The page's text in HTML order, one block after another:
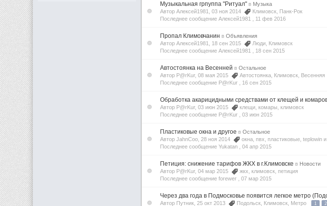
Музыкальная грпуппа "Ритуал" в Музыка
Автор Алексей1981, 03 ноя 2014
Климовск Панк-Рок
Последнее сообщение Алексей1981 , 11 фев 2016
Пропал Климовчанин в Объявления
Автор Алексей1981, 18 сен 2015
Люди Климовск
Последнее сообщение Алексей1981 , 18 сен 2015
Автостоянка на Весенней в Остальное
Автор P@rKur, 08 мая 2015
Автостоянка Климовск Весенняя
Последнее сообщение P@rKur , 16 сен 2015
Обработка акарицидными средствами от клещей и
Автор P@rKur, 03 июн 2015
клещи ,комары ,климовск
Последнее сообщение P@rKur ,03 июн 2015
Пластиковые окна и другое в Остальное
Автор JahnCoo, 28 ноя 2014
окна пвх пластиковые ,teplowin
Последнее сообщение Yukatan ,04 апр 2015
Петиция: снижение тарифов ЖКХ в г.Климовске в Новости
Автор P@rKur, 04 мар 2015
жкх ,климовск петиция
Последнее сообщение forewer ,07 мар 2015
Через два года в Подмосковье появится легкое метро
Автор Путник, 25 окт 2013
Подольск Климовск Метро 1 2